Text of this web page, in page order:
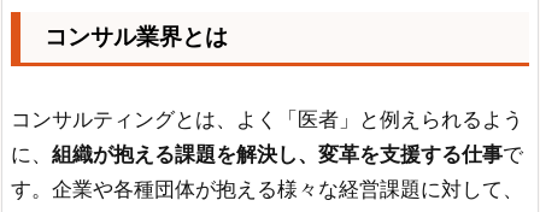
コンサル業界とは
コンサルティングとは、よく「医者」と例えられるよう
に、 組織が抱える課題を解決し、変革を支援する仕事で
す。企業や各種団体が抱える様々な経営課題に対して、